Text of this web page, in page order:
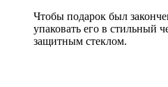
Чтобы подарок был
упаковать его в стильный
защитным стеклом.